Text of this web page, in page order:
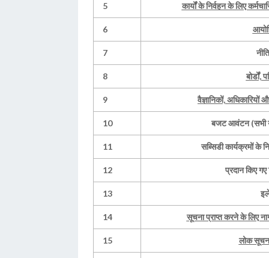
5 कार्यों के निर्वहन के लिए
6
7
8 बोर्डों,
9 वैज्ञानिकों, अधिकारियों
10 बजट आवंटन (सभी
11 सब्सिडी कार्यक्रमों के
12 प्रदान किए गए
13
14 सूचना प्राप्त करने के लिए
15 लोक